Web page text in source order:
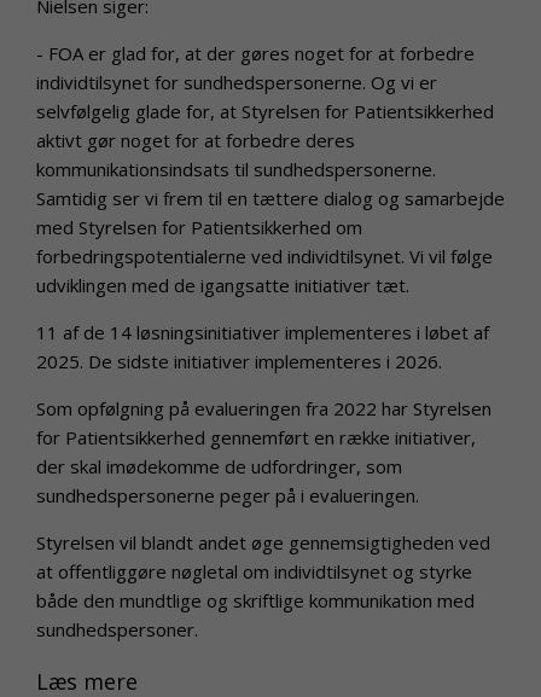
Nielsen siger:
- FOA er glad for, at der gøres noget for at forbedre
individtilsynet for sundhedspersonerne. Og vi er
selvfølgelig glade for, at Styrelsen for Patientsikkerhed
aktivt gør noget for at forbedre deres
kommunikationsindsats til sundhedspersonerne.
Samtidig ser vi frem til en tættere dialog og samarbejde
med Styrelsen for Patientsikkerhed om
forbedringspotentialerne ved individtilsynet. Vi vil følge
udviklingen med de igangsatte initiativer tæt.
11 af de 14 løsningsinitiativer implementeres i løbet af
2025. De sidste initiativer implementeres i 2026.
Som opfølgning på evalueringen fra 2022 har Styrelsen
for Patientsikkerhed gennemført en række initiativer,
der skal imødekomme de udfordringer, som
sundhedspersonerne peger på i evalueringen.
Styrelsen vil blandt andet øge gennemsigtigheden ved
at offentliggøre nøgletal om individtilsynet og styrke
både den mundtlige og skriftlige kommunikation med
sundhedspersoner.
Læs mere